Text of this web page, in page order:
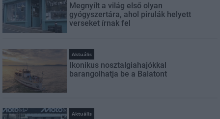
Megnyílt a világ első olyan
gyógyszertára, ahol pirulák helyett
verseket írnak fel
Aktuális
Ikonikus nosztalgiahajókkal
barangolhatja be a Balatont
Aktuális